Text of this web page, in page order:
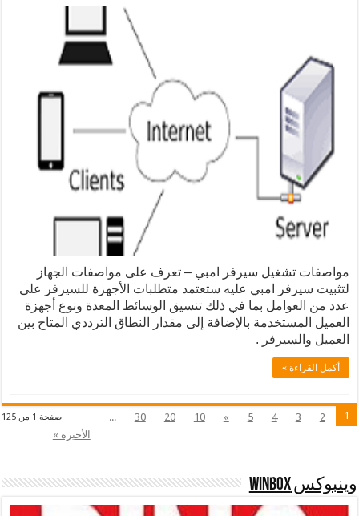
مواصفات تشغيل سيرفر امبي – تعرف على مواصفات الجهاز
لتثبيت سيرفر امبي عليه ستعتمد متطلبات الأجهزة للسيرفر على
عدد من العوامل بما في ذلك تنسيق الوسائط المعدة ونوع أجهزة
العميل المستخدمة بالإضافة إلى مقدار النطاق الترددي المتاح بين
العميل والسيرفر .
أكمل القراءة »
صفحة 1 من 125 1
2
3
4
5
»
10
20
30
...
الأخيرة »
وينبوكس Winbox